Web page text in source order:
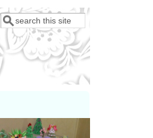
Форма поиска
Поиск